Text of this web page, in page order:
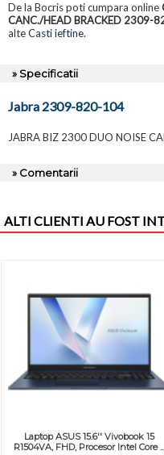
De la Bocris poti cumpara online
CANC./HEAD BRACKED 2309-
alteCasti ieftine.
» Specificatii
Jabra 2309-820-104
JABRA BIZ 2300 DUO NOISE
» Comentarii
ALTI CLIENTI AU FOST
Laptop ASUS 15.6'' Vivobook 15
R1504VA, FHD, Procesor Intel Core ...